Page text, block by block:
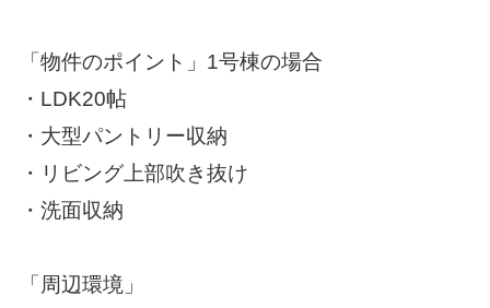
「物件のポイント」1号棟の場合
・LDK20帖
・大型パントリー収納
・リビング上部吹き抜け
・洗面収納
「周辺環境」